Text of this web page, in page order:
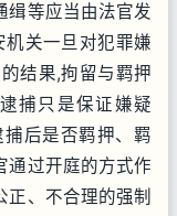
缉等应当由法官发
关一旦对犯罪嫌
结果,拘留与羁押
捕只是保证嫌疑
后是否羁押、羁
通过开庭的方式作
、不合理的强制